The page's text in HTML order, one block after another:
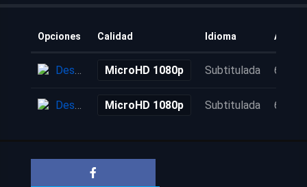
Opciones Calidad Idioma
Descarga MicroHD 1080p Subtitulada 6 años
Descarga MicroHD 1080p Subtitulada 6 años